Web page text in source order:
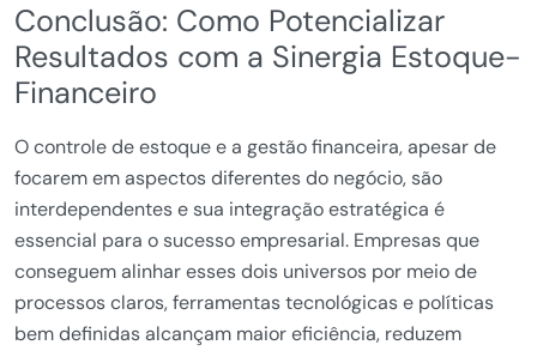
Conclusão: Como Potencializar
Resultados com a Sinergia Estoque-
Financeiro
O controle de estoque e a gestão financeira, apesar de
focarem em aspectos diferentes do negócio, são
interdependentes e sua integração estratégica é
essencial para o sucesso empresarial. Empresas que
conseguem alinhar esses dois universos por meio de
processos claros, ferramentas tecnológicas e políticas
bem definidas alcançam maior eficiência, reduzem